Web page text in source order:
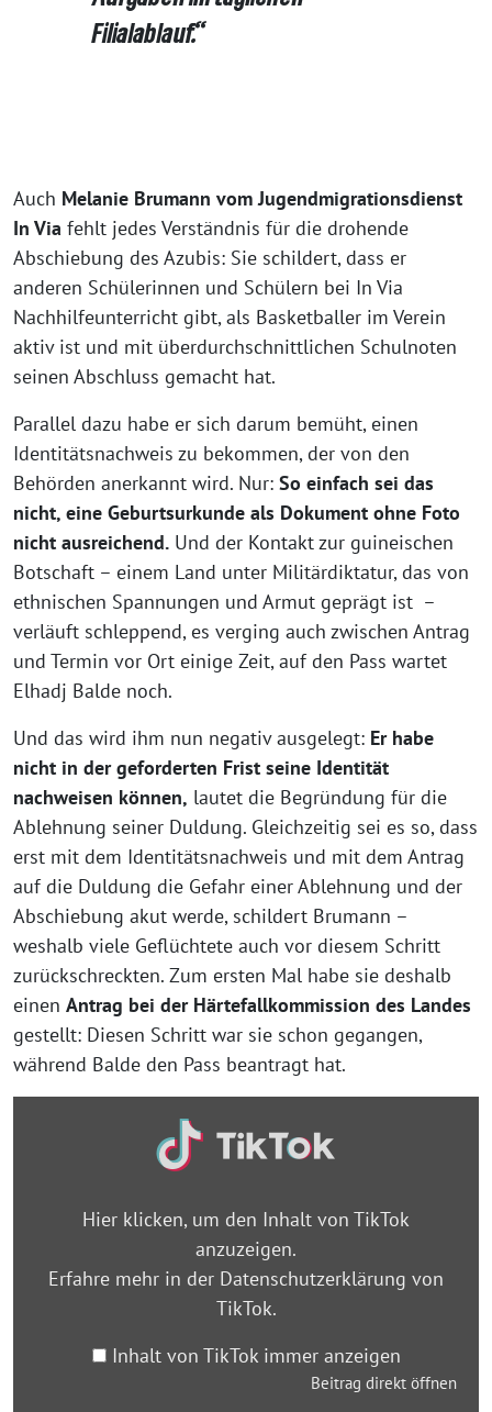
Filialablauf.“
Auch Melanie Brumann vom Jugendmigrationsdienst
In Via fehlt jedes Verständnis für die drohende
Abschiebung des Azubis: Sie schildert, dass er
anderen Schülerinnen und Schülern bei In Via
Nachhilfeunterricht gibt, als Basketballer im Verein
aktiv ist und mit überdurchschnittlichen Schulnoten
seinen Abschluss gemacht hat.
Parallel dazu habe er sich darum bemüht, einen
Identitätsnachweis zu bekommen, der von den
Behörden anerkannt wird. Nur: So einfach sei das
nicht, eine Geburtsurkunde als Dokument ohne Foto
nicht ausreichend. Und der Kontakt zur guineischen
Botschaft – einem Land unter Militärdiktatur, das von
ethnischen Spannungen und Armut geprägt ist –
verläuft schleppend, es verging auch zwischen Antrag
und Termin vor Ort einige Zeit, auf den Pass wartet
Elhadj Balde noch.
Und das wird ihm nun negativ ausgelegt: Er habe
nicht in der geforderten Frist seine Identität
nachweisen können, lautet die Begründung für die
Ablehnung seiner Duldung. Gleichzeitig sei es so, dass
erst mit dem Identitätsnachweis und mit dem Antrag
auf die Duldung die Gefahr einer Ablehnung und der
Abschiebung akut werde, schildert Brumann –
weshalb viele Geflüchtete auch vor diesem Schritt
zurückschreckten. Zum ersten Mal habe sie deshalb
einen Antrag bei der Härtefallkommission des Landes
gestellt: Diesen Schritt war sie schon gegangen,
während Balde den Pass beantragt hat.
Hier klicken, um den Inhalt von TikTok
anzuzeigen.
Erfahre mehr in der Datenschutzerklärung von
TikTok.
Inhalt von TikTok immer anzeigen
Beitrag direkt öffnen